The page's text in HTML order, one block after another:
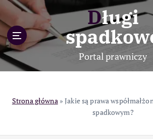
p
o
c
Długi
Portal prawniczy
Strona główna»Jakie są prawa
spadkowym?